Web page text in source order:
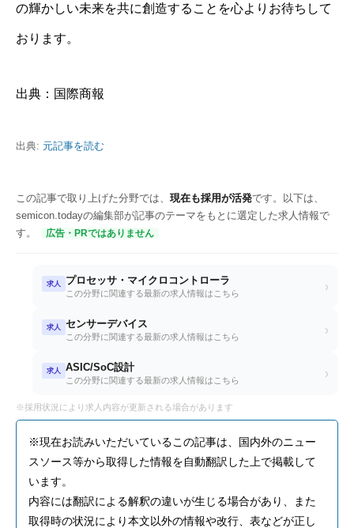
の輝かしい未来を共に創造することを心よりお待ちして
おります。
出典：国際商報
出典: 元記事を読む
この記事で取り上げた分野では、 現在も採用が活発です。以下は、
semicon.todayの編集部が記事のテーマをもとに選定した求人情報で
す。
広告・PRではありません
求人 プロセッサ・マイクロコントローラ
この分野に関連する最新の求人情報はこちら ›
求人 センサーデバイス
この分野に関連する最新の求人情報はこちら ›
求人 ASIC/SoC設計
この分野に関連する最新の求人情報はこちら ›
※採用状況により求人内容が更新される場合があります
※現在お読みいただいているこの記事は、国内外のニュー
スソース等から取得した情報を自動翻訳した上で掲載して
います。
内容には翻訳による解釈の違いが生じる場合があり、また
取得時の状況により本文以外の情報や改行、表などが正し